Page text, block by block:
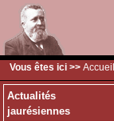
Vous êtes ici >> Accueil
Actualités
jaurésiennes